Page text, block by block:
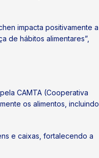
impacta positivamente a
de hábitos alimentares”,
CAMTA (Cooperativa
os alimentos, incluindo
e caixas, fortalecendo a